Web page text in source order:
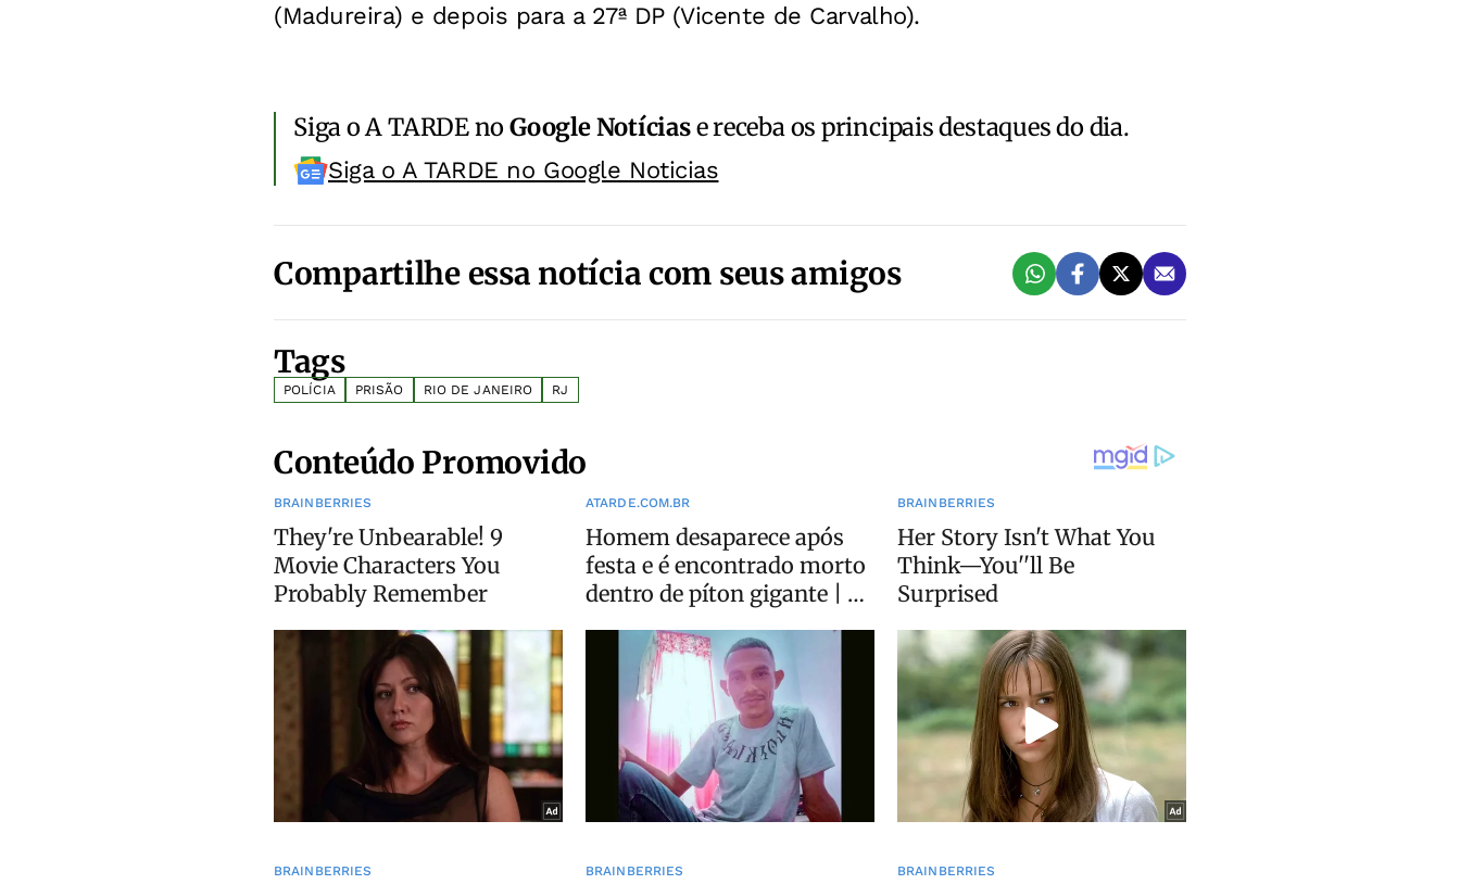
(Madureira) e depois para a 27ª DP (Vicente de Carvalho).
Siga o A TARDE noGoogle Notíciase receba os principais destaques do dia.
Siga o A TARDE no Google Noticias
Compartilhe essa notícia com seus amigos
Tags
POLÍCIA PRISÃO RIO DE JANEIRO RJ